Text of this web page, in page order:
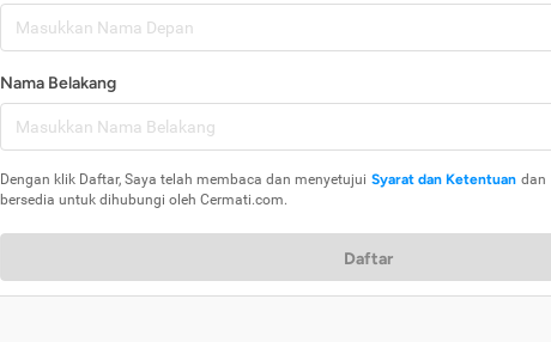
Nama Belakang
Dengan klik Daftar, Saya telah membaca dan menyetujui Syarat dan Ketentuan dan
bersedia untuk dihubungi oleh Cermati.com.
Daftar